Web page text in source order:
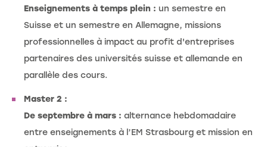
Enseignements à temps plein : un semestre en
Suisse et un semestre en Allemagne, missions
professionnelles à impact au profit d'entreprises
partenaires des universités suisse et allemande en
parallèle des cours.
Master 2 :
De septembre à mars : alternance hebdomadaire
entre enseignements à l’EM Strasbourg et mission en